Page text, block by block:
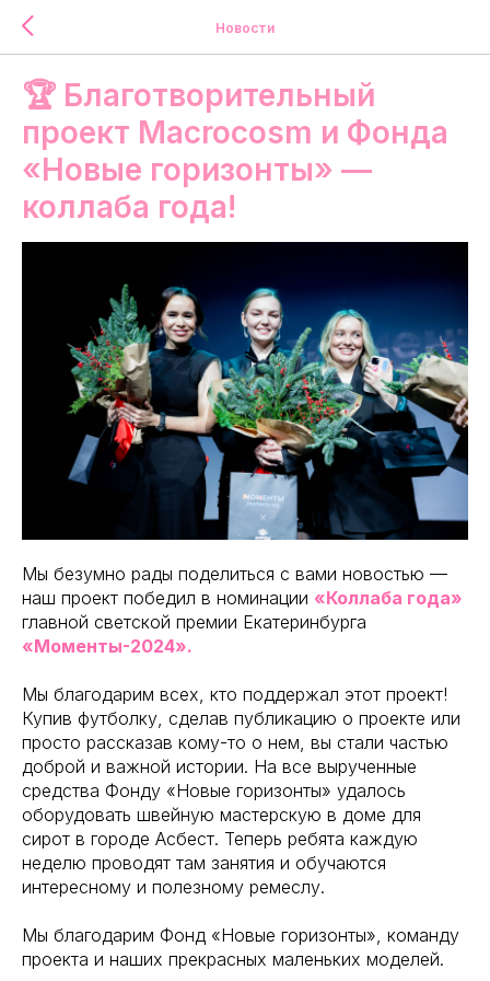
Новости
🏆 Благотворительный
проект Macrocosm и Фонда
«Новые горизонты» —
коллаба года!
Мы безумно рады поделиться с вами новостью —
наш проект победил в номинации «Коллаба года»
главной светской премии Екатеринбурга
«Моменты-2024».
Мы благодарим всех, кто поддержал этот проект!
Купив футболку, сделав публикацию о проекте или
просто рассказав кому-то о нем, вы стали частью
доброй и важной истории. На все вырученные
средства Фонду «Новые горизонты» удалось
оборудовать швейную мастерскую в доме для
сирот в городе Асбест. Теперь ребята каждую
неделю проводят там занятия и обучаются
интересному и полезному ремеслу.
Мы благодарим Фонд «Новые горизонты», команду
проекта и наших прекрасных маленьких моделей.